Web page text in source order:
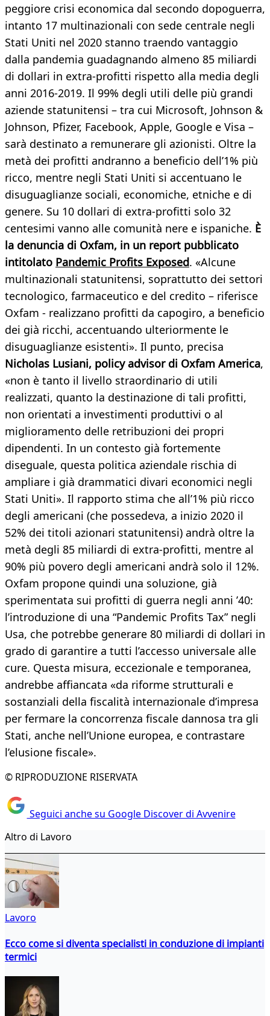
peggiore crisi economica dal secondo dopoguerra,
intanto 17 multinazionali con sede centrale negli
Stati Uniti nel 2020 stanno traendo vantaggio
dalla pandemia guadagnando almeno 85 miliardi
di dollari in extra-profitti rispetto alla media degli
anni 2016-2019. Il 99% degli utili delle più grandi
aziende statunitensi – tra cui Microsoft, Johnson &
Johnson, Pfizer, Facebook, Apple, Google e Visa –
sarà destinato a remunerare gli azionisti. Oltre la
metà dei profitti andranno a beneficio dell’1% più
ricco, mentre negli Stati Uniti si accentuano le
disuguaglianze sociali, economiche, etniche e di
genere. Su 10 dollari di extra-profitti solo 32
centesimi vanno alle comunità nere e ispaniche. È
la denuncia di Oxfam, in un report pubblicato
intitolato Pandemic Profits Exposed. «Alcune
multinazionali statunitensi, soprattutto dei settori
tecnologico, farmaceutico e del credito – riferisce
Oxfam - realizzano profitti da capogiro, a beneficio
dei già ricchi, accentuando ulteriormente le
disuguaglianze esistenti». Il punto, precisa
Nicholas Lusiani, policy advisor di Oxfam America,
«non è tanto il livello straordinario di utili
realizzati, quanto la destinazione di tali profitti,
non orientati a investimenti produttivi o al
miglioramento delle retribuzioni dei propri
dipendenti. In un contesto già fortemente
diseguale, questa politica aziendale rischia di
ampliare i già drammatici divari economici negli
Stati Uniti». Il rapporto stima che all’1% più ricco
degli americani (che possedeva, a inizio 2020 il
52% dei titoli azionari statunitensi) andrà oltre la
metà degli 85 miliardi di extra-profitti, mentre al
90% più povero degli americani andrà solo il 12%.
Oxfam propone quindi una soluzione, già
sperimentata sui profitti di guerra negli anni ’40:
l’introduzione di una “Pandemic Profits Tax” negli
Usa, che potrebbe generare 80 miliardi di dollari in
grado di garantire a tutti l’accesso universale alle
cure. Questa misura, eccezionale e temporanea,
andrebbe affiancata «da riforme strutturali e
sostanziali della fiscalità internazionale d’impresa
per fermare la concorrenza fiscale dannosa tra gli
Stati, anche nell’Unione europea, e contrastare
l’elusione fiscale».
© RIPRODUZIONE RISERVATA
Seguici anche su Google Discover di Avvenire
Altro di Lavoro
Lavoro
Ecco come si diventa specialisti in conduzione di impianti
termici